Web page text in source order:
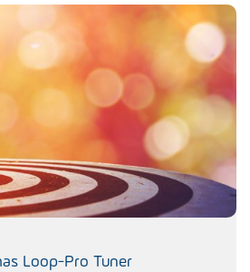
Loop-Pro Tuner